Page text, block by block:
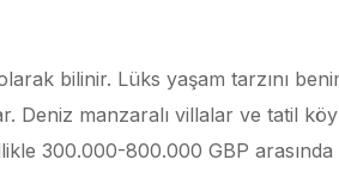
bilinir. Lüks yaşam tarzını
Deniz manzaralı villalar ve tatil
300.000-800.000 GBP arasında